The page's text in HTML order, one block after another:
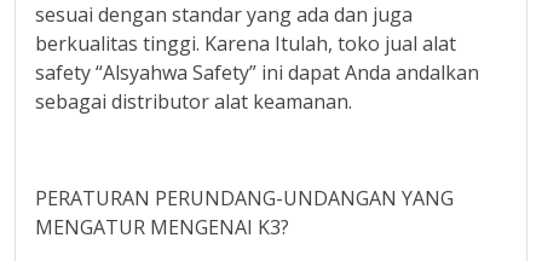
sesuai dengan standar yang ada dan juga
berkualitas tinggi. Karena Itulah, toko jual alat
safety “Alsyahwa Safety” ini dapat Anda andalkan
sebagai distributor alat keamanan.
PERATURAN PERUNDANG-UNDANGAN YANG
MENGATUR MENGENAI K3?